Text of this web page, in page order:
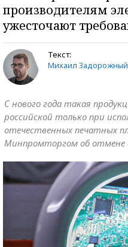
производителям
ужесточают
Текст:
Михаил Задорожный
С нового года такая
российской только при
отечественных печатных
Минпромторгом об отмене